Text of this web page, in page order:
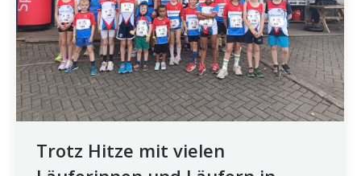
Trotz Hitze mit vielen